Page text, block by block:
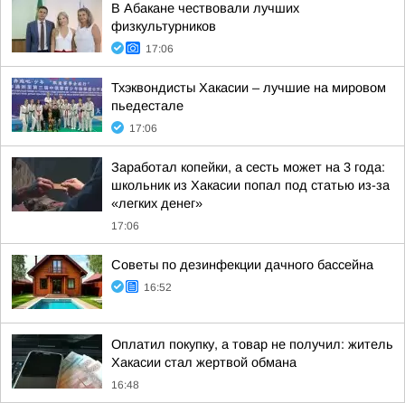
В Абакане чествовали лучших
физкультурников
17:06
Тхэквондисты Хакасии – лучшие на мировом
пьедестале
17:06
Заработал копейки, а сесть может на 3 года:
школьник из Хакасии попал под статью из-за
«легких денег»
17:06
Советы по дезинфекции дачного бассейна
16:52
Оплатил покупку, а товар не получил: житель
Хакасии стал жертвой обмана
16:48